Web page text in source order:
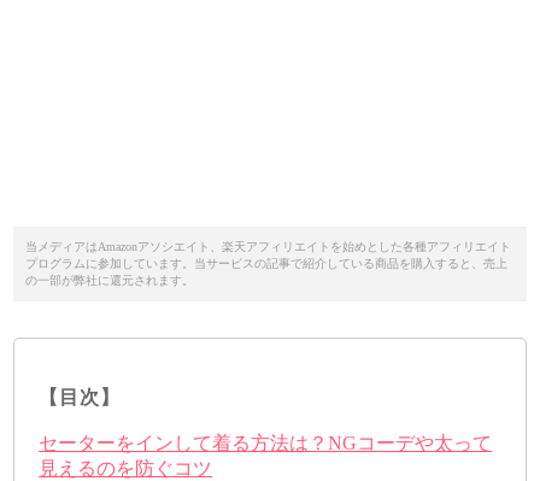
当メディアはAmazonアソシエイト、楽天アフィリエイトを始めとした各種アフィリエイト
プログラムに参加しています。当サービスの記事で紹介している商品を購入すると、売上
の一部が弊社に還元されます。
【目次】
セーターをインして着る方法は？NGコーデや太って
見えるのを防ぐコツ